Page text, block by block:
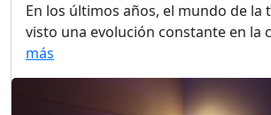
En los últimos años, el mundo de la
visto una evolución constante en la
más